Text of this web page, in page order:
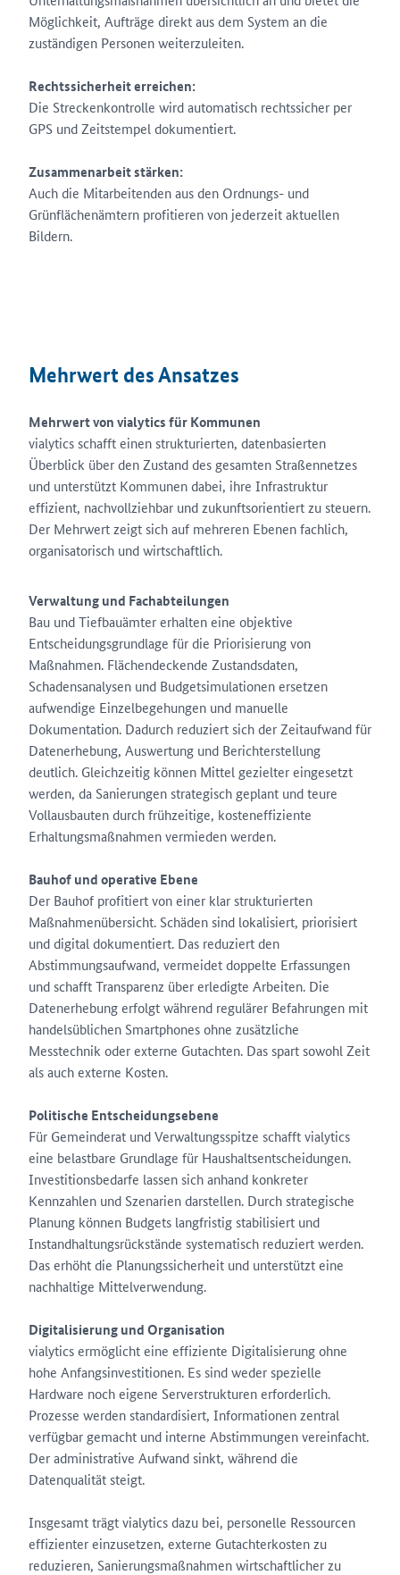
Möglichkeit, Aufträge direkt aus dem System an die
zuständigen Personen weiterzuleiten.
Rechtssicherheit erreichen:
Die Streckenkontrolle wird automatisch rechtssicher per
GPS und Zeitstempel dokumentiert.
Zusammenarbeit stärken:
Auch die Mitarbeitenden aus den Ordnungs- und
Grünflächenämtern profitieren von jederzeit aktuellen
Bildern.
Mehrwert des Ansatzes
Mehrwert von vialytics für Kommunen
vialytics schafft einen strukturierten, datenbasierten
Überblick über den Zustand des gesamten Straßennetzes
und unterstützt Kommunen dabei, ihre Infrastruktur
effizient, nachvollziehbar und zukunftsorientiert zu steuern.
Der Mehrwert zeigt sich auf mehreren Ebenen fachlich,
organisatorisch und wirtschaftlich.
Verwaltung und Fachabteilungen
Bau und Tiefbauämter erhalten eine objektive
Entscheidungsgrundlage für die Priorisierung von
Maßnahmen. Flächendeckende Zustandsdaten,
Schadensanalysen und Budgetsimulationen ersetzen
aufwendige Einzelbegehungen und manuelle
Dokumentation. Dadurch reduziert sich der Zeitaufwand für
Datenerhebung, Auswertung und Berichterstellung
deutlich. Gleichzeitig können Mittel gezielter eingesetzt
werden, da Sanierungen strategisch geplant und teure
Vollausbauten durch frühzeitige, kosteneffiziente
Erhaltungsmaßnahmen vermieden werden.
Bauhof und operative Ebene
Der Bauhof profitiert von einer klar strukturierten
Maßnahmenübersicht. Schäden sind lokalisiert, priorisiert
und digital dokumentiert. Das reduziert den
Abstimmungsaufwand, vermeidet doppelte Erfassungen
und schafft Transparenz über erledigte Arbeiten. Die
Datenerhebung erfolgt während regulärer Befahrungen mit
handelsüblichen Smartphones ohne zusätzliche
Messtechnik oder externe Gutachten. Das spart sowohl Zeit
als auch externe Kosten.
Politische Entscheidungsebene
Für Gemeinderat und Verwaltungsspitze schafft vialytics
eine belastbare Grundlage für Haushaltsentscheidungen.
Investitionsbedarfe lassen sich anhand konkreter
Kennzahlen und Szenarien darstellen. Durch strategische
Planung können Budgets langfristig stabilisiert und
Instandhaltungsrückstände systematisch reduziert werden.
Das erhöht die Planungssicherheit und unterstützt eine
nachhaltige Mittelverwendung.
Digitalisierung und Organisation
vialytics ermöglicht eine effiziente Digitalisierung ohne
hohe Anfangsinvestitionen. Es sind weder spezielle
Hardware noch eigene Serverstrukturen erforderlich.
Prozesse werden standardisiert, Informationen zentral
verfügbar gemacht und interne Abstimmungen vereinfacht.
Der administrative Aufwand sinkt, während die
Datenqualität steigt.
Insgesamt trägt vialytics dazu bei, personelle Ressourcen
effizienter einzusetzen, externe Gutachterkosten zu
reduzieren, Sanierungsmaßnahmen wirtschaftlicher zu